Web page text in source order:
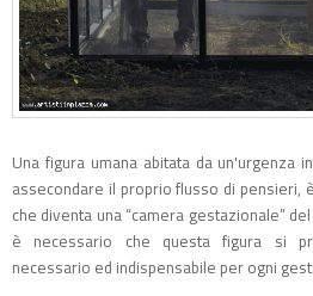
Una figura umana abitata da un'urgenza
assecondare il proprio flusso di pensieri,
che diventa una “camera gestazionale”
è necessario che questa figura si
necessario ed indispensabile per ogni